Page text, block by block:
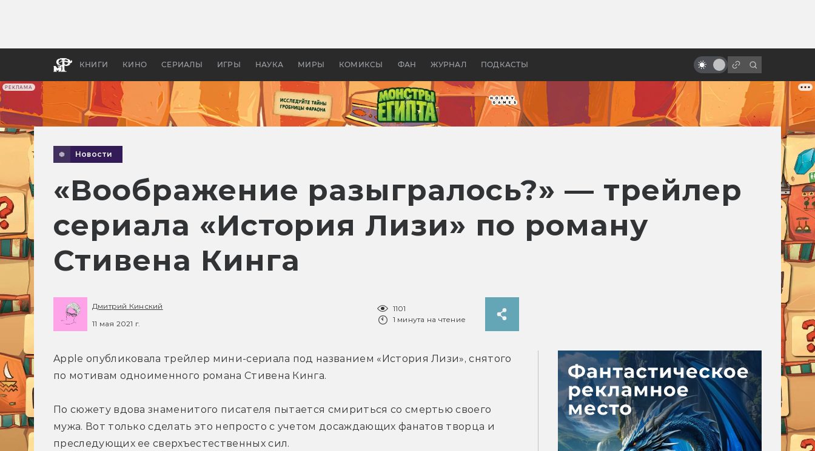
РЕКЛАМА
КНИГИ КИНО СЕРИАЛЫ ИГРЫ НАУКА МИРЫ КОМИКСЫ ФАН ЖУРНАЛ ПОДКАСТЫ
бы «Властелина колец»
Древней Грецией
настоящему
Новости
«Воображение разыгралось?» — трейлер
сериала «История Лизи» по роману
Стивена Кинга
Дмитрий Кинский
11 мая 2021 г.
1101
1 минута на чтение
Apple опубликовала трейлер мини-сериала под названием «История Лизи», снятого
по мотивам одноименного романа Стивена Кинга.
По сюжету вдова знаменитого писателя пытается смириться со смертью своего
мужа. Вот только сделать это непросто с учетом досаждающих фанатов творца и
преследующих ее сверхъестественных сил.